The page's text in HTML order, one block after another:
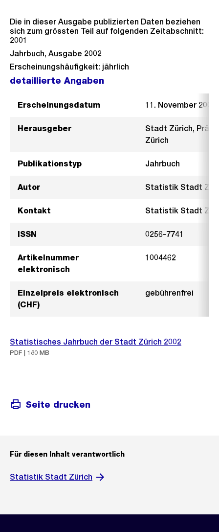
Die in dieser Ausgabe publizierten Daten beziehen
sich zum grössten Teil auf folgenden Zeitabschnitt:
2001
Jahrbuch, Ausgabe 2002
Erscheinungshäufigkeit: jährlich
detaillierte Angaben
Erscheinungsdatum 11. November 2002
Herausgeber
Stadt Zürich,
Zürich
Publikationstyp Jahrbuch
Autor Statistik Stadt
Kontakt Statistik Stadt
ISSN 0256-7741
Artikelnummer
elektronisch
1004462
Einzelpreis elektronisch
(CHF)
gebührenfrei
Statistisches Jahrbuch der Stadt Zürich 2002
PDF | 180 MB
Seite drucken
Für diesen Inhalt verantwortlich
Statistik Stadt Zürich